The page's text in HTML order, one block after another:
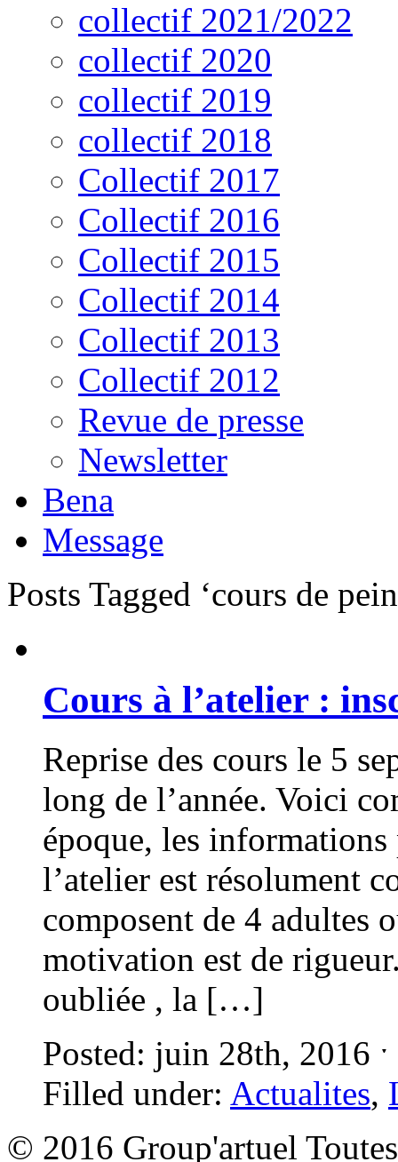
collectif 2021/2022
collectif 2020
collectif 2019
collectif 2018
Collectif 2017
Collectif 2016
Collectif 2015
Collectif 2014
Collectif 2013
Collectif 2012
Revue de presse
Newsletter
Bena
Message
Posts Tagged ‘cours de
Cours à l’atelier :
Reprise des cours le 5
long de l’année. Voici
époque, les
l’atelier est résolument
composent de 4 adultes
motivation est de
oubliée , la […]
Posted: juin 28th, 2016
Filled under: Actualites,
© 2016 Group'artuel